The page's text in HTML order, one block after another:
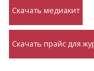
Скачать медиакит
Скачать прайс для